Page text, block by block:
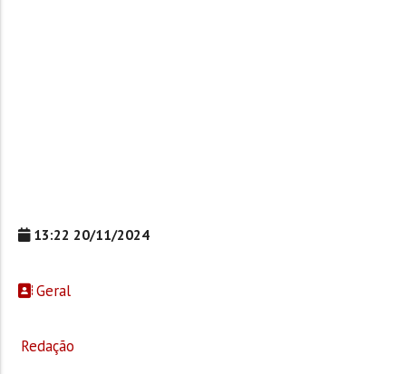
13:22 20/11/2024
Geral
Redação